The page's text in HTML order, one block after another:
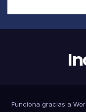
Funciona gracias a